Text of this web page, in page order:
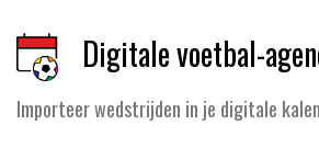
Digitale voetbal-
Importeer wedstrijden in je digitale